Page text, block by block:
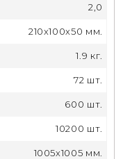
2,0
210x100x50 мм.
1.9 кг.
72 шт.
600 шт.
10200 шт.
1005x1005 мм.